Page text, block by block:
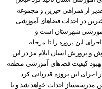
از همراهی خیرین و مجموعه
در احداث فضاهای آموزشی
آموزشی شهرستان است و
این پروژه را تا مرحله
و پرورش استان ایلام نیز در این
کیفیت فضاهای آموزشی منطقه
این پروژه قدردانی کرد
مدرسه‌ساز احداث خواهد شد و با